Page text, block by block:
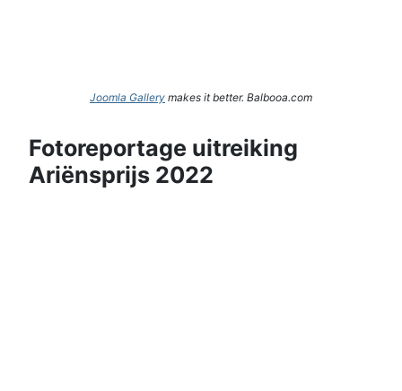
Joomla Gallery makes it better. Balbooa.com
Fotoreportage uitreiking
Ariënsprijs 2022